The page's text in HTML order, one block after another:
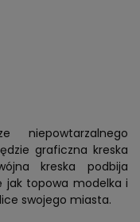
niepowtarzalnego
graficzna kreska
kreska podbija
jak topowa modelka i
swojego miasta.